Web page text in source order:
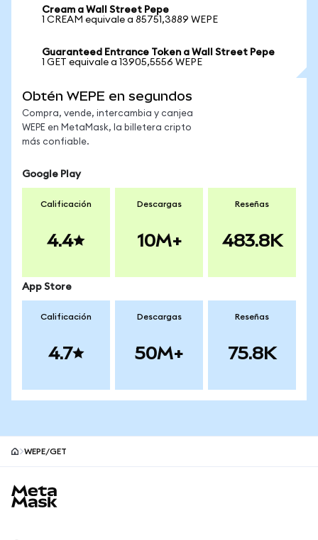
Cream a Wall Street Pepe
1 CREAM equivale a 85751,3889 WEPE
Guaranteed Entrance Token a Wall Street Pepe
1 GET equivale a 13905,5556 WEPE
Obtén WEPE en segundos
Compra, vende, intercambia y canjea
WEPE en MetaMask, la billetera cripto
más confiable.
Google Play
Calificación
4.4
Descargas
10M+
Reseñas
483.8K
App Store
Calificación
4.7
Descargas
50M+
Reseñas
75.8K
WEPE/GET